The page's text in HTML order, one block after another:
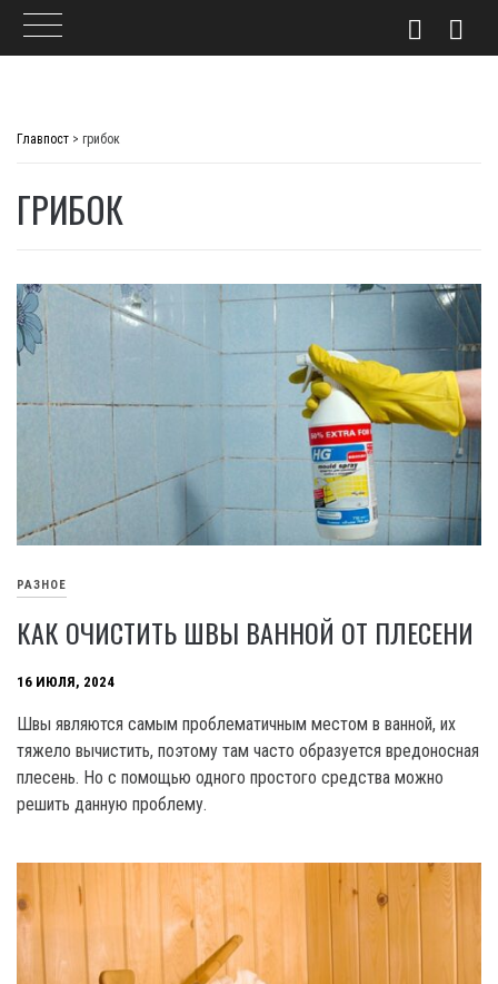
Главпост > грибок
ГРИБОК
РАЗНОЕ
КАК ОЧИСТИТЬ ШВЫ ВАННОЙ ОТ ПЛЕСЕНИ
16 ИЮЛЯ, 2024
Швы являются самым проблематичным местом в ванной, их
тяжело вычистить, поэтому там часто образуется вредоносная
плесень. Но с помощью одного простого средства можно
решить данную проблему.